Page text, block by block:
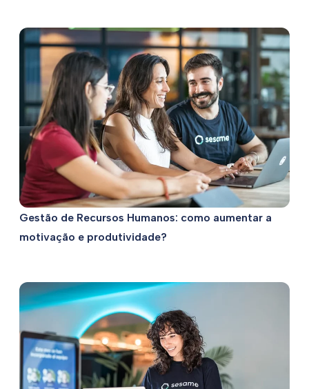
Gestão de Recursos Humanos: como aumentar a
motivação e produtividade?